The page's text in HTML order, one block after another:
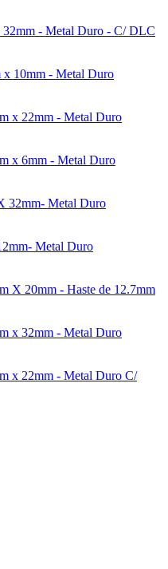
32mm - Metal Duro - C/ DLC
x 10mm - Metal Duro
x 22mm - Metal Duro
x 6mm - Metal Duro
32mm- Metal Duro
Metal Duro
X 20mm - Haste de 12.7mm
x 32mm - Metal Duro
x 22mm - Metal Duro C/